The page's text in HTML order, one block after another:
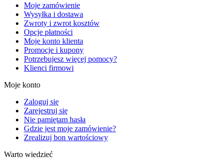
Moje zamówienie
Wysyłka i dostawa
Zwroty i zwrot kosztów
Opcje płatności
Moje konto klienta
Promocje i kupony
Potrzebujesz więcej pomocy?
Klienci firmowi
Moje konto
Zaloguj się
Zarejestruj się
Nie pamiętam hasła
Gdzie jest moje zamówienie?
Zrealizuj bon wartościowy
Warto wiedzieć